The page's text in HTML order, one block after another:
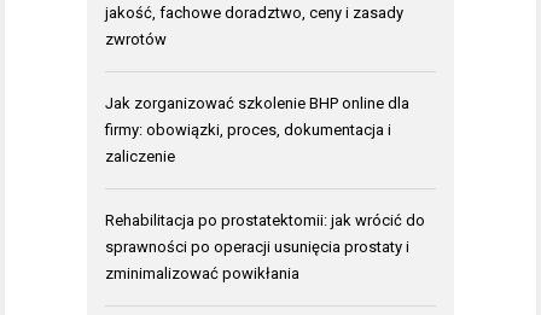
jakość, fachowe doradztwo, ceny i zasady
zwrotów
Jak zorganizować szkolenie BHP online dla
firmy: obowiązki, proces, dokumentacja i
zaliczenie
Rehabilitacja po prostatektomii: jak wrócić do
sprawności po operacji usunięcia prostaty i
zminimalizować powikłania